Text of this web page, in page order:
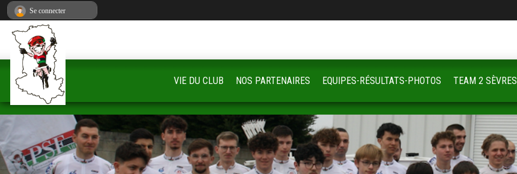
VIE DU CLUB NOS PARTENAIRES EQUIPES-RÉSULTATS-PHOTOS TEAM 2 SÈVRES
Se connecter
Panneau de gestion des cookies